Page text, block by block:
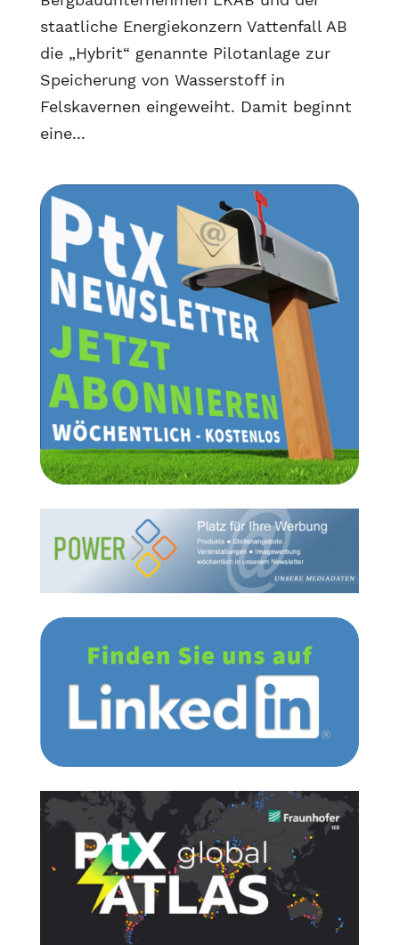
staatliche Energiekonzern Vattenfall AB
die „Hybrit“ genannte Pilotanlage zur
Speicherung von Wasserstoff in
Felskavernen eingeweiht. Damit beginnt
eine...